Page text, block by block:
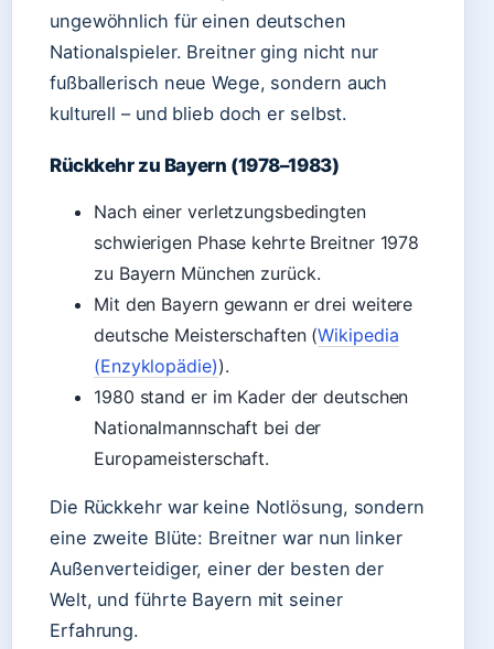
ungewöhnlich für einen deutschen
Nationalspieler. Breitner ging nicht nur
fußballerisch neue Wege, sondern auch
kulturell – und blieb doch er selbst.
Rückkehr zu Bayern (1978–1983)
Nach einer verletzungsbedingten
schwierigen Phase kehrte Breitner 1978
zu Bayern München zurück.
Mit den Bayern gewann er drei weitere
deutsche Meisterschaften (Wikipedia
(Enzyklopädie)).
1980 stand er im Kader der deutschen
Nationalmannschaft bei der
Europameisterschaft.
Die Rückkehr war keine Notlösung, sondern
eine zweite Blüte: Breitner war nun linker
Außenverteidiger, einer der besten der
Welt, und führte Bayern mit seiner
Erfahrung.